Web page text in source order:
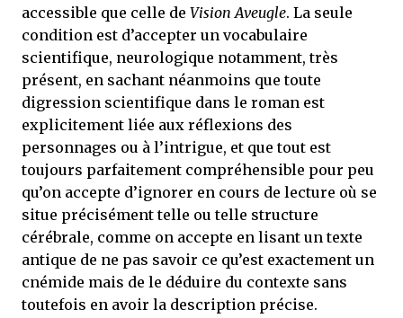
accessible que celle de Vision Aveugle. La seule
condition est d’accepter un vocabulaire
scientifique, neurologique notamment, très
présent, en sachant néanmoins que toute
digression scientifique dans le roman est
explicitement liée aux réflexions des
personnages ou à l’intrigue, et que tout est
toujours parfaitement compréhensible pour peu
qu’on accepte d’ignorer en cours de lecture où se
situe précisément telle ou telle structure
cérébrale, comme on accepte en lisant un texte
antique de ne pas savoir ce qu’est exactement un
cnémide mais de le déduire du contexte sans
toutefois en avoir la description précise.